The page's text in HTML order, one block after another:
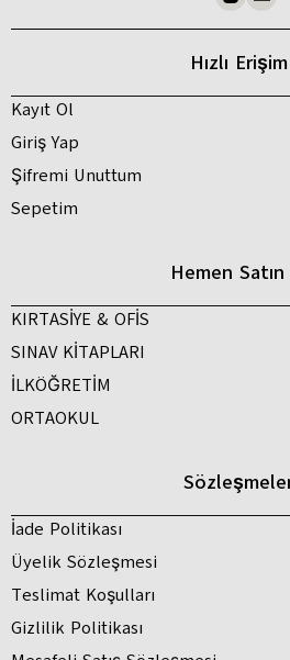
Hızlı Erişim
Kayıt Ol
Giriş Yap
Şifremi Unuttum
Sepetim
Hemen Satın
KIRTASİYE & OFİS
SINAV KİTAPLARI
İLKÖĞRETİM
ORTAOKUL
İade Politikası
Üyelik Sözleşmesi
Teslimat Koşulları
Gizlilik Politikası